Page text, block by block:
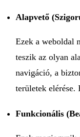
Alapvető
Ezek a weboldal
teszik az olyan
navigáció, a
területek
Funkcionális